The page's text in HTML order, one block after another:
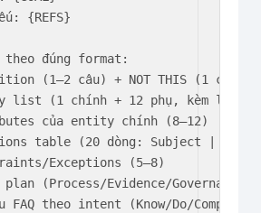
{REFS}
theo đúng format:
(1–2 câu) + NOT THIS (1 câu)
list (1 chính + 12 phụ, kèm loại
của entity chính (8–12)
table (20 dòng: Subject |
Exceptions (5–8)
(Process/Evidence/
FAQ theo intent (Know/Do/Compare/